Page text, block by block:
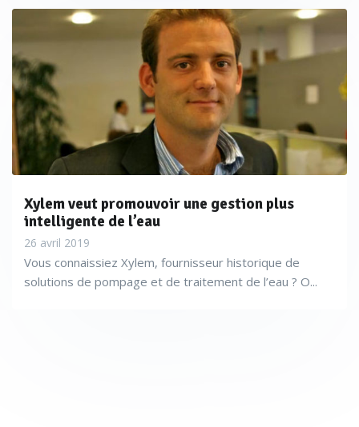
Xylem veut promouvoir une gestion plus
intelligente de l’eau
26 avril 2019
Vous connaissiez Xylem, fournisseur historique de
solutions de pompage et de traitement de l’eau ? O...